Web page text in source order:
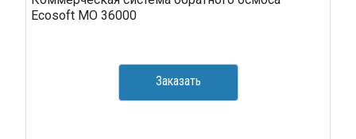
Ecosoft MO 36000
Заказать